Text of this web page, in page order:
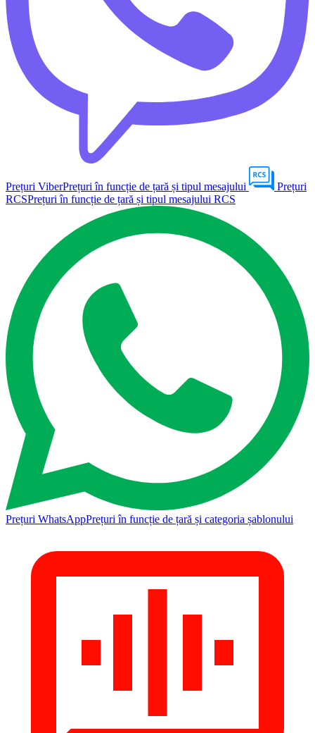
Prețuri ViberPrețuri în funcție de țară și tipul mesajului
Prețuri
RCSPrețuri în funcție de țară și tipul mesajului RCS
Prețuri WhatsAppPrețuri în funcție de țară și categoria șablonului